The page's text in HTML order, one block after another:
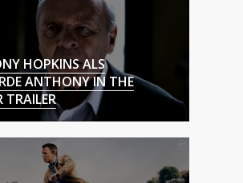
HOPKINS ALS
ANTHONY IN THE
TRAILER